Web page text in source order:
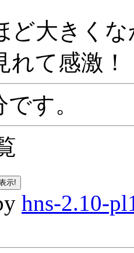
ど大きく
れて感激！
す。
hns-2.10-